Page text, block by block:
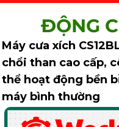
Máy cưa xích
chổi than cao cấp,
thể hoạt động bền
máy bình thường
ĐỘNG